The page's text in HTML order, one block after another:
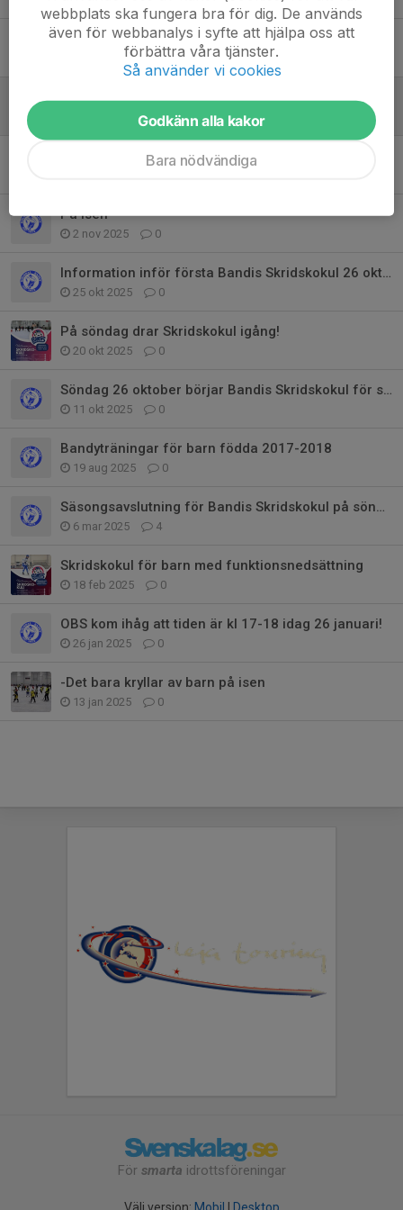
Välkomna på bandymatch!
14 jan, 17:00 1
Julavslutning Skridskokul + Information
0
OBS notera Skridskokul kl 17-18 på söndag 30/11
På isen
2 nov 2025 0
Information inför första Bandis Skridskokul 26 oktober!
25 okt 2025 0
På söndag drar Skridskokul igång!
20 okt 2025 0
Söndag 26 oktober börjar Bandis Skridskokul för säsongen!
11 okt 2025 0
Bandyträningar för barn födda 2017-2018
19 aug 2025 0
Säsongsavslutning för Bandis Skridskokul på söndag 9 mars
6 mar 2025 4
Skridskokul för barn med funktionsnedsättning
18 feb 2025 0
OBS kom ihåg att tiden är kl 17-18 idag 26 januari!
26 jan 2025 0
-Det bara kryllar av barn på isen
13 jan 2025 0
För smarta idrottsföreningar
Välj version: Mobil | Desktop
webbplats ska fungera bra för dig. De används
även för webbanalys i syfte att hjälpa oss att
förbättra våra tjänster.
Så använder vi cookies
Godkänn alla kakor
Bara nödvändiga